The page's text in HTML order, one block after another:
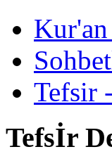
Tefsir
Tefsİr